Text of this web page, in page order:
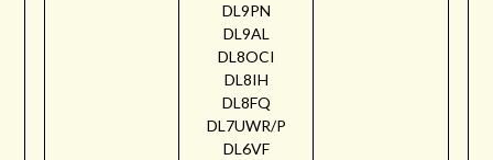
DL9PN
DL9AL
DL8OCI
DL8IH
DL8FQ
DL7UWR/P
DL6VF